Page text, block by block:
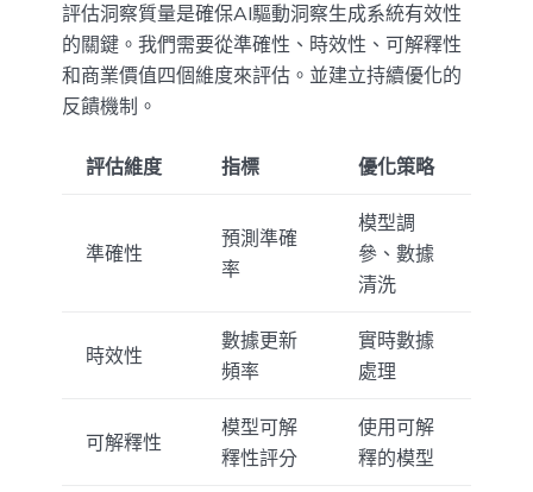
評估洞察質量是確保AI驅動洞察生成系統有效性
的關鍵。我們需要從準確性、時效性、可解釋性
和商業價值四個維度來評估。並建立持續優化的
反饋機制。
評估維度 指標 優化策略
準確性
預測準確
率
模型調
參、數據
清洗
時效性
數據更新
頻率
實時數據
處理
可解釋性
模型可解
釋性評分
使用可解
釋的模型